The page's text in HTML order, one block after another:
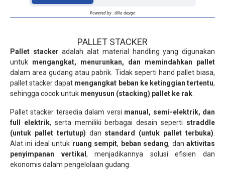
Powered by : dNo design
PALLET STACKER
Pallet stacker adalah alat material handling yang digunakan
untuk mengangkat, menurunkan, dan memindahkan pallet
dalam area gudang atau pabrik. Tidak seperti hand pallet biasa,
pallet stacker dapat mengangkat beban ke ketinggian tertentu,
sehingga cocok untuk menyusun (stacking) pallet ke rak
Pallet stacker tersedia dalam versi manual, semi-elektrik, dan
full elektrik, serta memiliki berbagai desain seperti straddle
(untuk pallet tertutup) dan standard (untuk pallet terbuka)
Alat ini ideal untuk ruang sempit, beban sedang, danaktivitas
penyimpanan vertikal , menjadikannya solusi efisien dan
ekonomis dalam pengelolaan gudang.